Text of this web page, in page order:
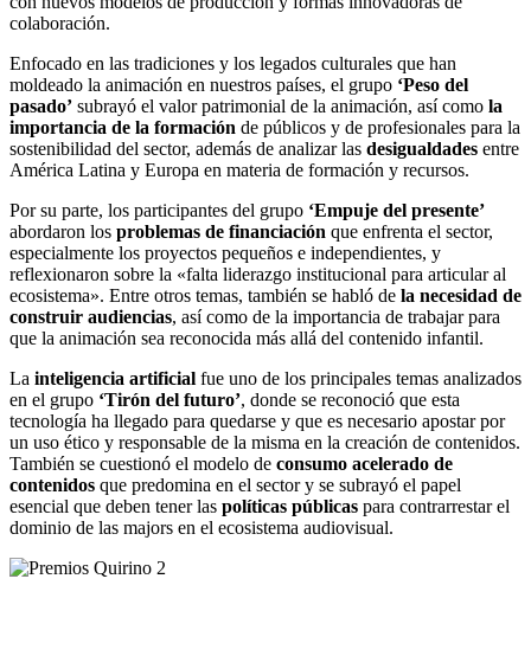
colaboración.
Enfocado en las tradiciones y los legados culturales que han
moldeado la animación en nuestros países, el grupo ‘Peso del
pasado’ subrayó el valor patrimonial de la animación, así como la
importancia de la formación de públicos y de profesionales para la
sostenibilidad del sector, además de analizar las desigualdades entre
América Latina y Europa en materia de formación y recursos.
Por su parte, los participantes del grupo ‘Empuje del presente’
abordaron los problemas de financiación que enfrenta el sector,
especialmente los proyectos pequeños e independientes, y
reflexionaron sobre la «falta liderazgo institucional para articular al
ecosistema». Entre otros temas, también se habló de la necesidad de
construir audiencias, así como de la importancia de trabajar para
que la animación sea reconocida más allá del contenido infantil.
La inteligencia artificial fue uno de los principales temas analizados
en el grupo ‘Tirón del futuro’, donde se reconoció que esta
tecnología ha llegado para quedarse y que es necesario apostar por
un uso ético y responsable de la misma en la creación de contenidos.
También se cuestionó el modelo de consumo acelerado de
contenidos que predomina en el sector y se subrayó el papel
esencial que deben tener las políticas públicas para contrarrestar el
dominio de las majors en el ecosistema audiovisual.